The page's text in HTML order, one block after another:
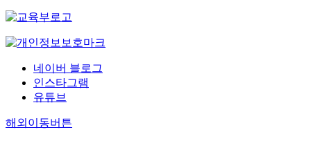
네이버 블로그
인스타그램
유튜브
해외이동버튼